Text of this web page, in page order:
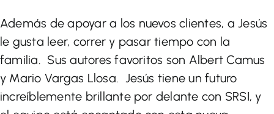
Además de apoyar a los nuevos clientes, a Jesús
le gusta leer, correr y pasar tiempo con la
familia. Sus autores favoritos son Albert Camus
y Mario Vargas Llosa. Jesús tiene un futuro
increíblemente brillante por delante con SRSI, y